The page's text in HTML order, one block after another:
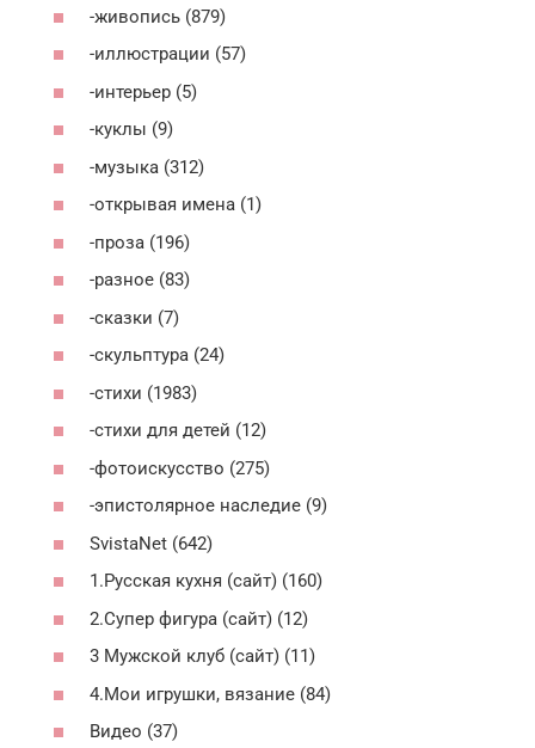
-живопись (879)
-иллюстрации (57)
-интерьер (5)
-куклы (9)
-музыка (312)
-открывая имена (1)
-проза (196)
-разное (83)
-сказки (7)
-скульптура (24)
-стихи (1983)
-стихи для детей (12)
-фотоискусство (275)
-эпистолярное наследие (9)
SvistaNet (642)
1.Русская кухня (сайт) (160)
2.Супер фигура (сайт) (12)
3 Мужской клуб (сайт) (11)
4.Мои игрушки, вязание (84)
Видео (37)